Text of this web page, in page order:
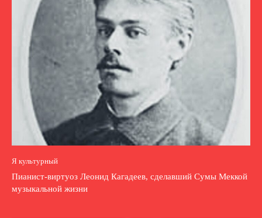
Я культурный
Пианист-виртуоз Леонид Кагадеев, сделавший Сумы Меккой
музыкальной жизни